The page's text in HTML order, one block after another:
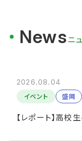
Newsニ
2026.08.04
イベント
盛岡
【レポート】高校